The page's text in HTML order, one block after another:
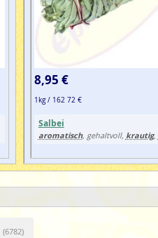
8,95 €
1kg / 162 72 €
Salbei
aromatisch, gehaltvoll, krautig,
(6782)